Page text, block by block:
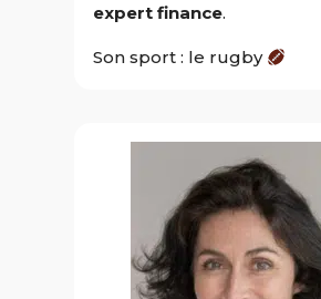
expert finance.
Son sport : le rugby